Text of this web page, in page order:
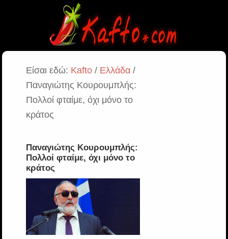
Είσαι εδώ: Kafto/ Ελλάδα/
Παναγιώτης Κουρουμπλής:
Πολλοί φταίμε, όχι μόνο το
κράτος
Παναγιώτης Κουρουμπλής:
Πολλοί φταίμε, όχι μόνο το
κράτος